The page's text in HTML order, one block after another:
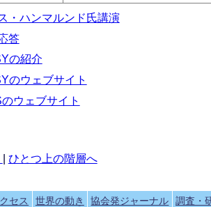
・ハンマルンド氏講演
答
の紹介
のウェブサイト
ウェブサイト
ひとつ上の階層へ
セス 世界の動き 協会発ジャーナル 調査・